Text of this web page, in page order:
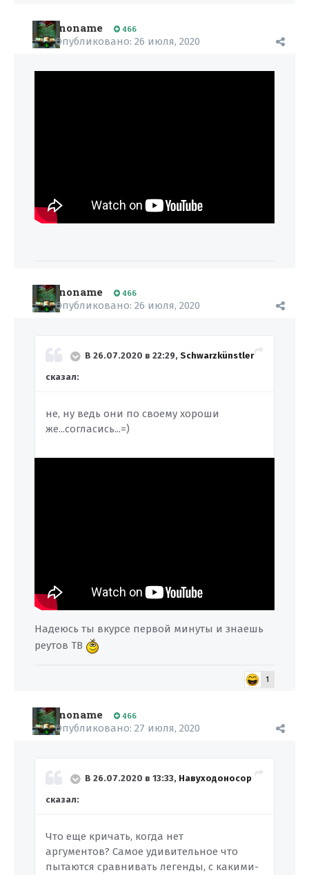
noname 466
Опубликовано: 26 июля, 2020
noname 466
Опубликовано: 26 июля, 2020
В 26.07.2020 в 22:29, Schwarzkünstler
сказал:
не, ну ведь они по своему хороши
же...согласись...=)
Надеюсь ты вкурсе первой минуты и знаешь
реутов ТВ
1
noname 466
Опубликовано: 27 июля, 2020
В 26.07.2020 в 13:33, Навуходоносор
сказал:
Что еще кричать, когда нет
аргументов? Самое удивительное что
пытаются сравнивать легенды, с какими-